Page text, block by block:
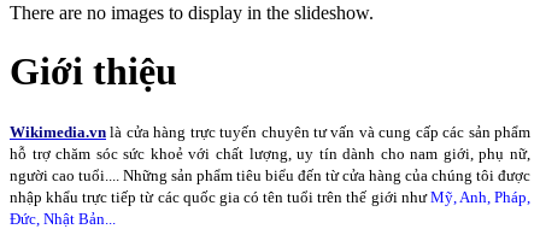
There are no images to display in the slideshow.
Giới thiệu
Wikimedia.vn là cửa hàng trực tuyến chuyên tư vấn và cung cấp các sản phẩm
hỗ trợ chăm sóc sức khoẻ với chất lượng, uy tín dành cho nam giới, phụ nữ,
người cao tuổi.... Những sản phẩm tiêu biểu đến từ cửa hàng của chúng tôi được
nhập khẩu trực tiếp từ các quốc gia có tên tuổi trên thế giới nhưMỹ, Anh, Pháp,
Đức, Nhật Bản...